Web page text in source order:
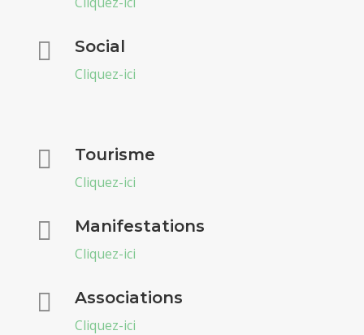
 Social
Cliquez-ici
 Tourisme
Cliquez-ici
 Manifestations
Cliquez-ici
 Associations
Cliquez-ici